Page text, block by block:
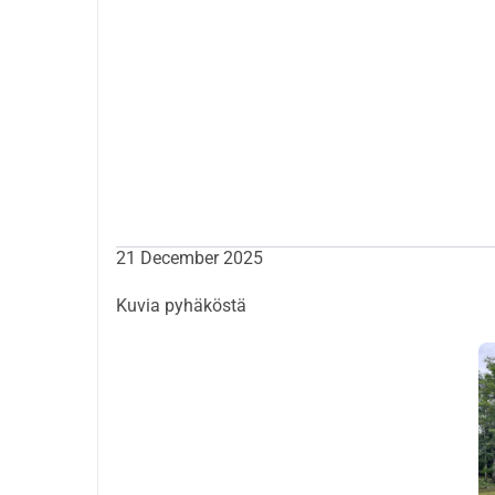
Olemme tällä hetkellä maksamassa 22
ottamaan meihin yhteyttä.
Kiitos huomiostanne, ja toivomme kuulevamme
Tämä varainkeruukampanja on järjestänyt
Kaikki kerätyt varat siirretään
21 December 2025
Kuvia pyhäköstä